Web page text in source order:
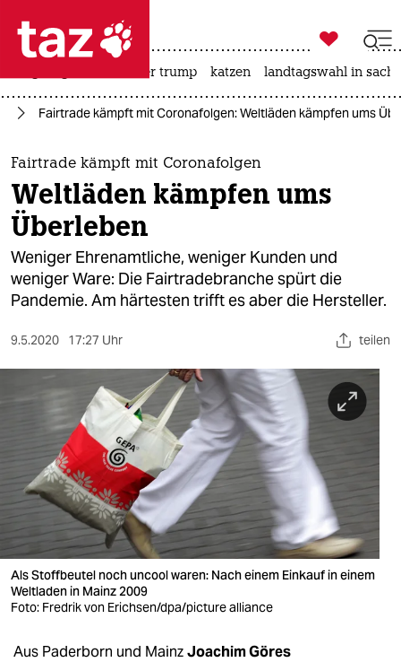
 taz zahl ich
taz zahl ich
themen
politik
öko
gesellschaft
sport
berlin
wahrheit
verlag
verlag
veranstaltungen

taz zahl ich
usa unter trump katzen landtagswahl in
Fairtrade kämpft mit Coronafolgen: Weltläden kämpfen ums
Fairtrade kämpft mit Coronafolgen
Weltläden kämpfen ums
Überleben
Weniger Ehrenamtliche, weniger Kunden und
weniger Ware: Die Fairtradebranche spürt die
Pandemie. Am härtesten trifft es aber die Hersteller.
9.5.2020 17:27 Uhr teilen
Als Stoffbeutel noch uncool waren: Nach einem Einkauf in einem
Weltladen in Mainz 2009
Foto: Fredrik von Erichsen/dpa/picture alliance
Aus Paderborn und MainzJoachim Göres